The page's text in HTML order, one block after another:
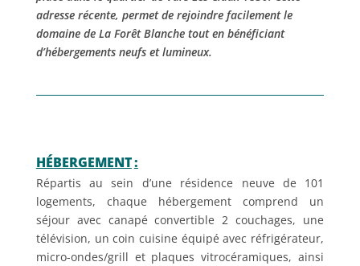
adresse récente, permet de rejoindre facilement le
domaine de La Forêt Blanche tout en bénéficiant
d’hébergements neufs et lumineux.
HÉBERGEMENT:
Répartis au sein d’une résidence neuve de 101
logements, chaque hébergement comprend un
séjour avec canapé convertible 2 couchages, une
télévision, un coin cuisine équipé avec réfrigérateur,
micro-ondes/grill et plaques vitrocéramiques, ainsi